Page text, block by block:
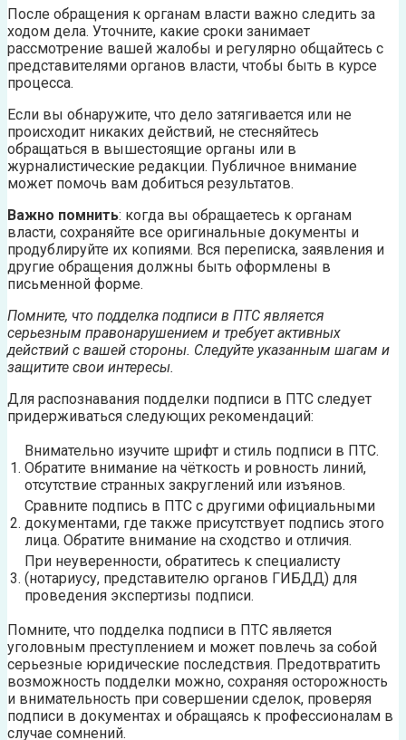
После обращения к органам власти важно следить за
ходом дела. Уточните, какие сроки занимает
рассмотрение вашей жалобы и регулярно общайтесь с
представителями органов власти, чтобы быть в курсе
процесса.
Если вы обнаружите, что дело затягивается или не
происходит никаких действий, не стесняйтесь
обращаться в вышестоящие органы или в
журналистические редакции. Публичное внимание
может помочь вам добиться результатов.
Важно помнить: когда вы обращаетесь к органам
власти, сохраняйте все оригинальные документы и
продублируйте их копиями. Вся переписка, заявления и
другие обращения должны быть оформлены в
письменной форме.
Помните, что подделка подписи в ПТС является
серьезным правонарушением и требует активных
действий с вашей стороны. Следуйте указанным шагам и
защитите свои интересы.
Для распознавания подделки подписи в ПТС следует
придерживаться следующих рекомендаций:
1.
Внимательно изучите шрифт и стиль подписи в ПТС.
Обратите внимание на чёткость и ровность линий,
отсутствие странных закруглений или изъянов.
2.
Сравните подпись в ПТС с другими официальными
документами, где также присутствует подпись этого
лица. Обратите внимание на сходство и отличия.
3.
При неуверенности, обратитесь к специалисту
(нотариусу, представителю органов ГИБДД) для
проведения экспертизы подписи.
Помните, что подделка подписи в ПТС является
уголовным преступлением и может повлечь за собой
серьезные юридические последствия. Предотвратить
возможность подделки можно, сохраняя осторожность
и внимательность при совершении сделок, проверяя
подписи в документах и обращаясь к профессионалам в
случае сомнений.